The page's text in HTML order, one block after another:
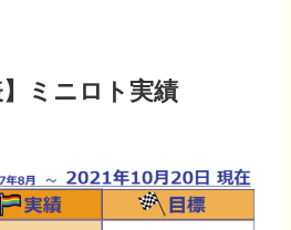
】ミニロト実績